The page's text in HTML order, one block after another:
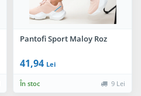
Pantofi Sport Maloy Roz
41,94 Lei
În stoc 9 Lei